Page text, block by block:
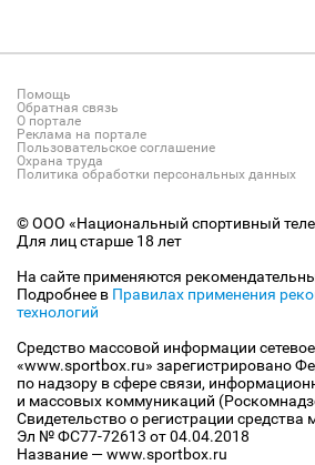
Помощь
Обратная связь
О портале
Реклама на портале
Пользовательское соглашение
Охрана труда
Политика обработки персональных данных
© ООО «Национальный спортивный
Для лиц старше 18 лет
На сайте применяются
Подробнее в Правилах применения
технологий
Средство массовой информации
«www.sportbox.ru» зарегистрировано
по надзору в сфере связи,
и массовых коммуникаций
Свидетельство о регистрации
Эл № ФС77-72613 от 04.04.2018
Название — www.sportbox.ru